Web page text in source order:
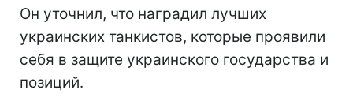
Он уточнил, что наградил лучших
украинских танкистов, которые проявили
себя в защите украинского государства и
позиций.